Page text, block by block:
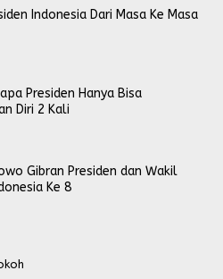
Indonesia Dari Masa Ke Masa
Presiden Hanya Bisa
Diri 2 Kali
Gibran Presiden dan Wakil
Ke 8